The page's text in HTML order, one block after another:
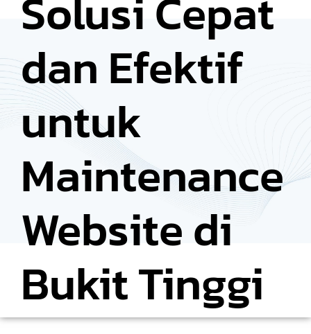
dan Efektif
untuk
Maintenance
Website di
Bukit Tinggi